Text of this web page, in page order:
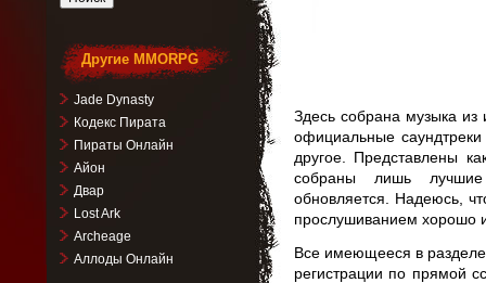
Здесь собрана музыка
официальные
другое. Представлены
собраны лишь лучшие
обновляется. Надеюсь,
прослушиванием хорошо
Все имеющееся в
регистрации по прямой
Другие MMORPG
Jade Dynasty
Кодекс Пирата
Пираты Онлайн
Айон
Двар
Lost Ark
Archeage
Аллоды Онлайн